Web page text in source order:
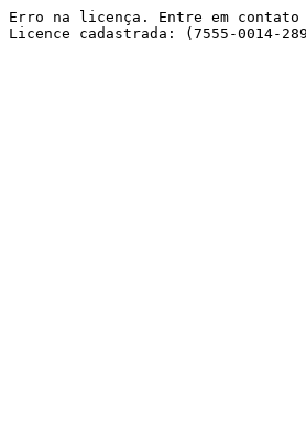
Erro na licença. Entre em contato
Licence cadastrada: (7555-0014-